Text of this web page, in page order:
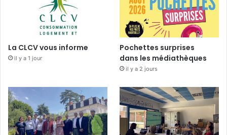
La CLCV vous informe
il y a 1 jour
Pochettes surprises
dans les médiathèques
il y a 2 jours